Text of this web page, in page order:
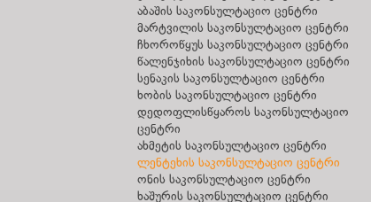
აღმოსავლეთ საქართველოს
განსაკუთრებით მნიშვნელოვან საქმეთა
ბიურო
დასავლეთ საქართველოს განსაკუთრებით
მნიშვნელოვან საქმეთა ბიურო
აბაშის საკონსულტაციო ცენტრი
მარტვილის საკონსულტაციო ცენტრი
ჩხოროწყუს საკონსულტაციო ცენტრი
წალენჯიხის საკონსულტაციო ცენტრი
სენაკის საკონსულტაციო ცენტრი
ხობის საკონსულტაციო ცენტრი
დედოფლისწყაროს საკონსულტაციო
ცენტრი
ახმეტის საკონსულტაციო ცენტრი
ლენტეხის საკონსულტაციო ცენტრი
ონის საკონსულტაციო ცენტრი
ხაშურის საკონსულტაციო ცენტრი